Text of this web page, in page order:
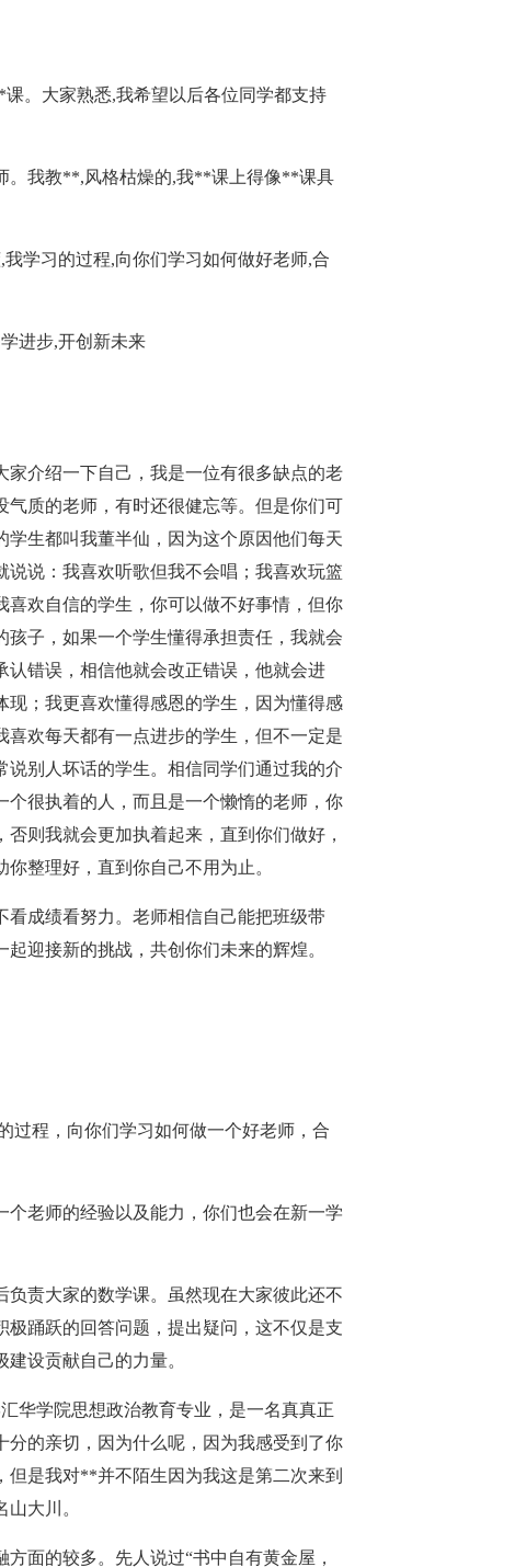
。大家熟悉,我希望以后各位同学都支持
。我教**,风格枯燥的,我**课上得像**课具
学习的过程,向你们学习如何做好老师,合
进步,开创新未来
介绍一下自己，我是一位有很多缺点的老
质的老师，有时还很健忘等。但是你们可
生都叫我董半仙，因为这个原因他们每天
说：我喜欢听歌但我不会唱；我喜欢玩篮
欢自信的学生，你可以做不好事情，但你
子，如果一个学生懂得承担责任，我就会
错误，相信他就会改正错误，他就会进
；我更喜欢懂得感恩的学生，因为懂得感
欢每天都有一点进步的学生，但不一定是
别人坏话的学生。相信同学们通过我的介
很执着的人，而且是一个懒惰的老师，你
则我就会更加执着起来，直到你们做好，
整理好，直到你自己不用为止。
成绩看努力。老师相信自己能把班级带
迎接新的挑战，共创你们未来的辉煌。
过程，向你们学习如何做一个好老师，合
老师的经验以及能力，你们也会在新一学
责大家的数学课。虽然现在大家彼此还不
踊跃的回答问题，提出疑问，这不仅是支
设贡献自己的力量。
华学院思想政治教育专业，是一名真真正
的亲切，因为什么呢，因为我感受到了你
是我对**并不陌生因为我这是第二次来到
大川。
面的较多。先人说过“书中自有黄金屋，